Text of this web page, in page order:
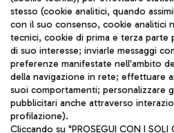
Fast Food
Treno
Raggiungi velocemente
tramite i servizi ferroviariTRAVEL
ITA
stesso (cookie analitici, quando
con il suo consenso, cookie analitici
tecnici, cookie di prima e terza
di suo interesse; inviarle messaggi
preferenze manifestate nell'ambito
della navigazione in rete; effettuare
suoi comportamenti; personalizzare
pubblicitari anche attraverso
profilazione).
Cliccando su "PROSEGUI CON I SOLI